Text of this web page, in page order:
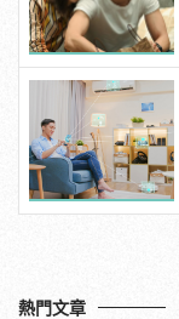
熱門文章